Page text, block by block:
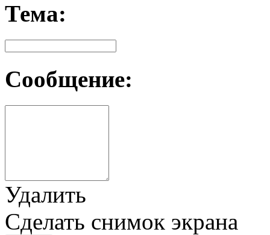
Тема:
Сообщение:
Удалить
Сделать снимок экрана